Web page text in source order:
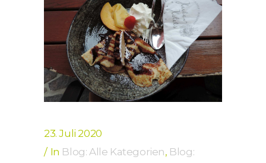
23. Juli 2020
In Blog: Alle Kategorien, Blog: